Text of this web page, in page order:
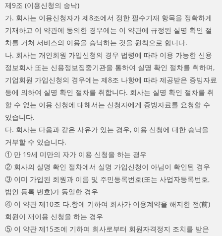
제9조 (이용신청의 승낙)
가. 회사는 이용신청자가 제8조에서 정한 필수기재 항목을 정확하게
기재하고 이 약관에 동의한 경우에는 이 약관에 규정된 실명 확인 절
차를 거쳐 서비스의 이용을 승낙하는 것을 원칙으로 합니다.
나. 회사는 개인회원 가입신청의 경우 법령에 따라 이용 가능한 신용
정보회사 또는 신용정보집중기관을 통하여 실명 확인 절차를 취하며,
기업회원 가입신청의 경우에는 제8조 나항에 따라 제공받은 증빙자료
등에 의하여 실명 확인 절차를 취합니다. 회사는 실명 확인 절차를 취
할 수 없는 이용 신청에 대해서는 신청자에게 증빙자료를 요청할 수
있습니다.
다. 회사는 다음과 같은 사유가 있는 경우, 이용 신청에 대한 승낙을
거부할 수 있습니다.
① 만 19세 미만의 자가 이용 신청을 하는 경우
② 회사의 실명 확인 절차에서 실명 가입신청이 아님이 확인된 경우
③ 이미 가입된 회원과 이름 및 주민등록번호(또는 사업자등록번호,
법인 등록 번호)가 동일한 경우
④ 이 약관 제10조 다.항에 기하여 회사가 이용계약을 해지한 전(前)
회원이 재이용 신청을 하는 경우
⑤ 이 약관 제15조에 기하여 회사로부터 회원자격정지 조치를 받은